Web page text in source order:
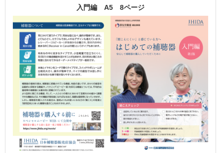
入門編 A5 8ページ